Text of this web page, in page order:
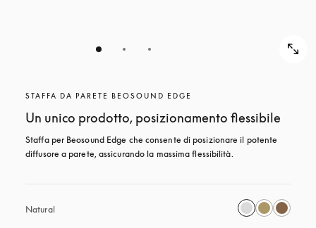
STAFFA DA PARETE BEOSOUND EDGE
Un unico prodotto, posizionamento flessibile
Staffa per Beosound Edge che consente di posizionare il potente
diffusore a parete, assicurando la massima flessibilità.
Natural